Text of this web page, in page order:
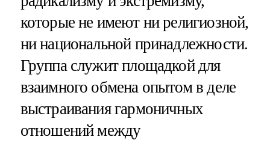
которые не имеют ни религиозной,
ни национальной принадлежности.
Группа служит площадкой для
взаимного обмена опытом в деле
выстраивания гармоничных
отношений между